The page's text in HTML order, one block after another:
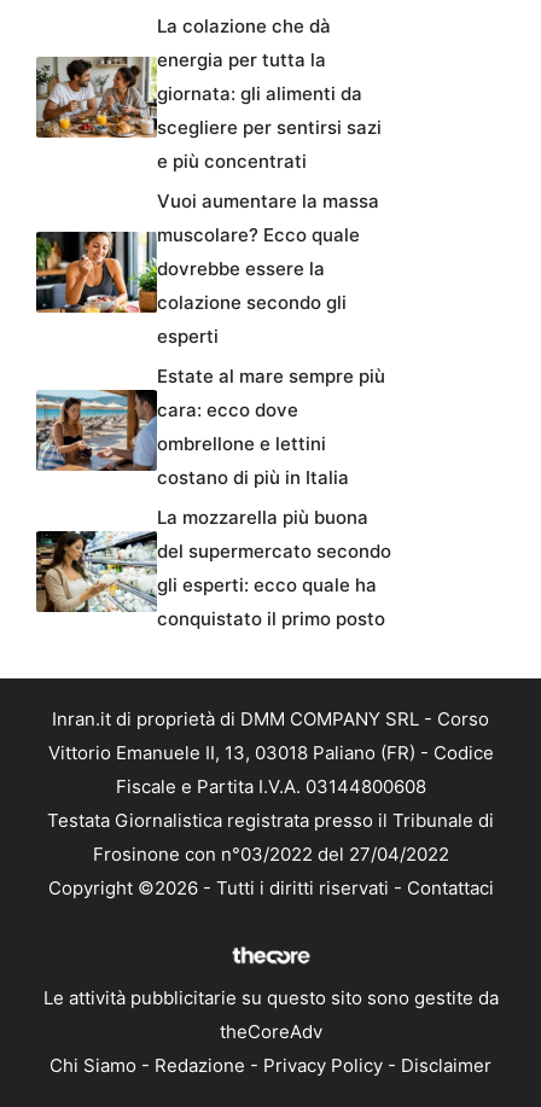
La colazione che dà
energia per tutta la
giornata: gli alimenti da
scegliere per sentirsi sazi
e più concentrati
Vuoi aumentare la massa
muscolare? Ecco quale
dovrebbe essere la
colazione secondo gli
esperti
Estate al mare sempre più
cara: ecco dove
ombrellone e lettini
costano di più in Italia
La mozzarella più buona
del supermercato secondo
gli esperti: ecco quale ha
conquistato il primo posto
Inran.it di proprietà di DMM COMPANY SRL - Corso
Vittorio Emanuele II, 13, 03018 Paliano (FR) - Codice
Fiscale e Partita I.V.A. 03144800608
Testata Giornalistica registrata presso il Tribunale di
Frosinone con n°03/2022 del 27/04/2022
Copyright ©2026 - Tutti i diritti riservati - Contattaci
Le attività pubblicitarie su questo sito sono gestite da
theCoreAdv
Chi Siamo - Redazione - Privacy Policy - Disclaimer